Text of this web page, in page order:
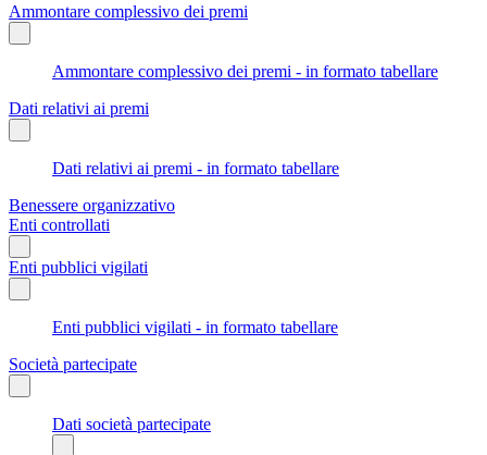
Ammontare complessivo dei premi
Ammontare complessivo dei premi - in formato tabellare
Dati relativi ai premi
Dati relativi ai premi - in formato tabellare
Benessere organizzativo
Enti controllati
Enti pubblici vigilati
Enti pubblici vigilati - in formato tabellare
Società partecipate
Dati società partecipate